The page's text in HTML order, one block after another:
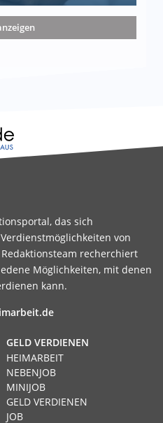
das sich
von
recherchiert
Möglichkeiten, mit denen
kann.
GELD VERDIENEN
HEIMARBEIT
NEBENJOB
MINIJOB
GELD VERDIENEN
JOB